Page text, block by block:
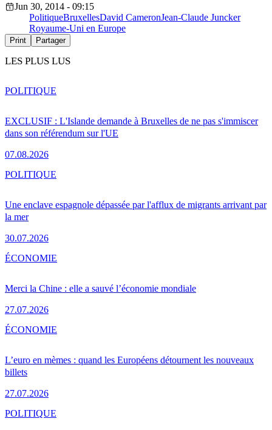
Jun 30, 2014 - 09:15
PolitiqueBruxellesDavid CameronJean-Claude Juncker
Royaume-Uni en Europe
Print Partager
LES PLUS LUS
EXCLUSIF : L'Islande demande à Bruxelles de ne pas s'immiscer
dans son référendum sur l'UE
07.08.2026
POLITIQUE
Une enclave espagnole dépassée par l'afflux de migrants arrivant par
la mer
30.07.2026
POLITIQUE
Merci la Chine : elle a sauvé l’économie mondiale
27.07.2026
ÉCONOMIE
L’euro en mèmes : quand les Européens détournent les nouveaux
billets
27.07.2026
ÉCONOMIE
POLITIQUE